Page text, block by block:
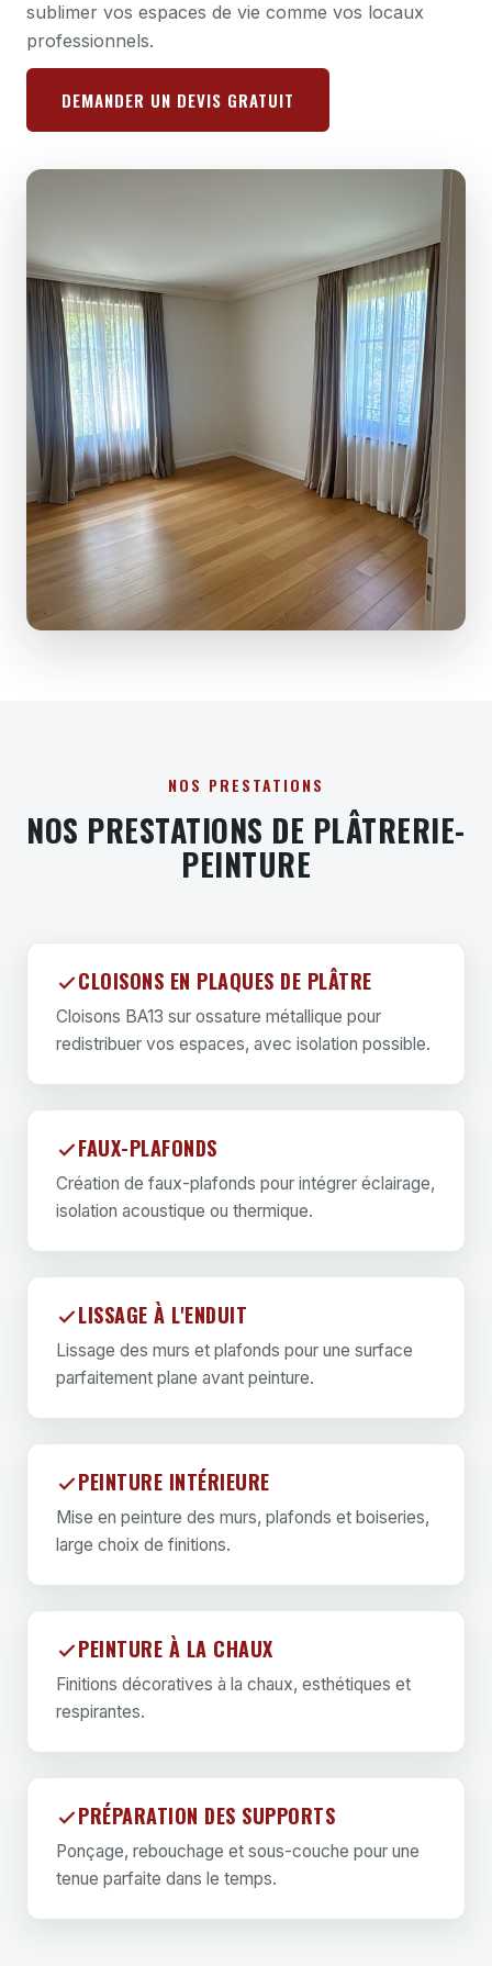
sublimer vos espaces de vie comme vos locaux
professionnels.
DEMANDER UN DEVIS GRATUIT
NOS PRESTATIONS
NOS PRESTATIONS DE PLÂTRERIE-
PEINTURE
CLOISONS EN PLAQUES DE PLÂTRE
Cloisons BA13 sur ossature métallique pour
redistribuer vos espaces, avec isolation possible.
FAUX-PLAFONDS
Création de faux-plafonds pour intégrer éclairage,
isolation acoustique ou thermique.
LISSAGE À L'ENDUIT
Lissage des murs et plafonds pour une surface
parfaitement plane avant peinture.
PEINTURE INTÉRIEURE
Mise en peinture des murs, plafonds et boiseries,
large choix de finitions.
PEINTURE À LA CHAUX
Finitions décoratives à la chaux, esthétiques et
respirantes.
PRÉPARATION DES SUPPORTS
Ponçage, rebouchage et sous-couche pour une
tenue parfaite dans le temps.